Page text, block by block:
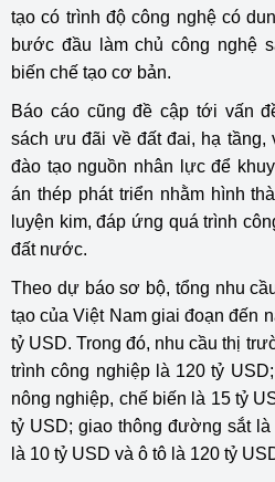
tạo có trình độ công nghệ có
bước đầu làm chủ công nghệ
biến chế tạo cơ bản.
Báo cáo cũng đề cập tới vấn
sách ưu đãi về đất đai, hạ tầng,
đào tạo nguồn nhân lực để
án thép phát triển nhằm hình
luyện kim, đáp ứng quá trình
đất nước.
Theo dự báo sơ bộ, tổng nhu
tạo của Việt Nam giai đoạn đến
tỷ USD. Trong đó, nhu cầu thị
trình công nghiệp là 120 tỷ
nông nghiệp, chế biến là 15 tỷ
tỷ USD; giao thông đường sắt
là 10 tỷ USD và ô tô là 120 tỷ